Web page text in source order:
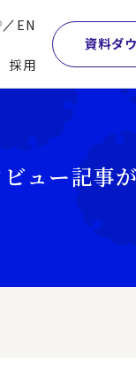
EN
採用
資料ダ
本社・間
サプライ
物流改革
ヒュー
ビジネ
AI・DX
・マーケティング
・開発・生産・調達
集】会計システム刷新
集】CFO革新
集】ポスト2027年の
学術顧問紹介
DE&I推進の
グループ会社
グローバル
アクセス
ュー記事が